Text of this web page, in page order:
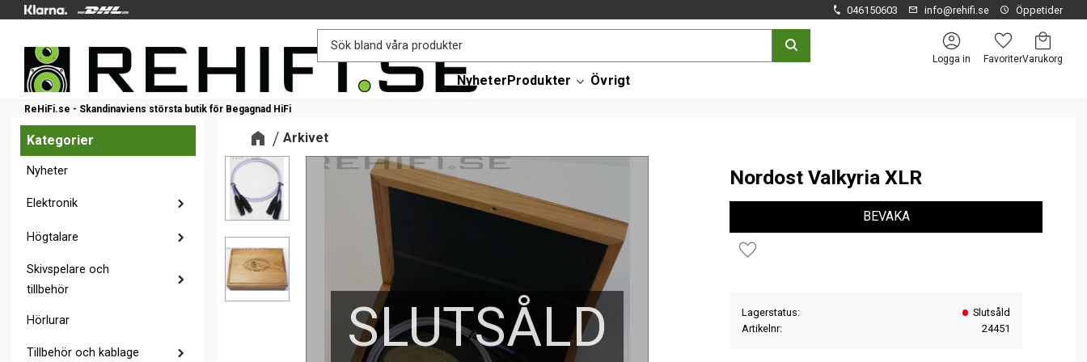
046150603 info@rehifi.se Öppetider
ReHiFi.se - Skandinaviens största butik för Begagnad HiFi
Logga in
Favoriter
Kundvagn
NyheterProdukter Övrigt
Arkivet
Nordost Valkyria XLR
SLUTSÅLD
Lägg till i favoriter
BEVAKA
Lagerstatus
Slutsåld
Artikelnr
24451
Kategorier
Nyheter
Elektronik
Högtalare
Skivspelare och
tillbehör
Hörlurar
Tillbehör och kablage